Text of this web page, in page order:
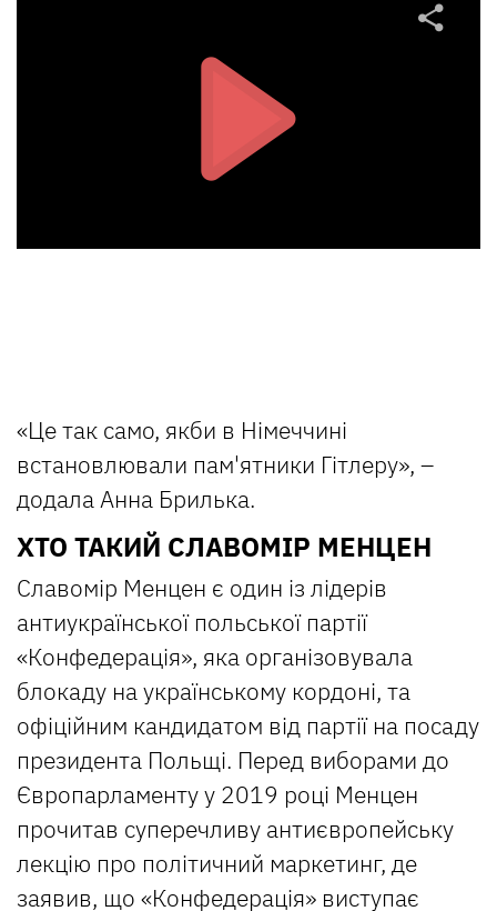
«Це так само, якби в Німеччині
встановлювали пам'ятники Гітлеру», –
додала Анна Брилька.
ХТО ТАКИЙ СЛАВОМІР МЕНЦЕН
Славомір Менцен є один із лідерів
антиукраїнської польської партії
«Конфедерація», яка організовувала
блокаду на українському кордоні, та
офіційним кандидатом від партії на посаду
президента Польщі. Перед виборами до
Європарламенту у 2019 році Менцен
прочитав суперечливу антиєвропейську
лекцію про політичний маркетинг, де
заявив, що «Конфедерація» виступає